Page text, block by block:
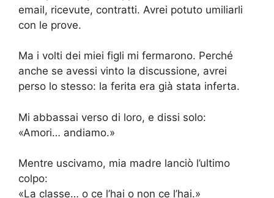
email, ricevute, contratti. Avrei potuto umiliarli
con le prove.
Ma i volti dei miei figli mi fermarono. Perché
anche se avessi vinto la discussione, avrei
perso lo stesso: la ferita era già stata inferta.
Mi abbassai verso di loro, e dissi solo:
«Amori… andiamo.»
Mentre uscivamo, mia madre lanciò l’ultimo
colpo:
«La classe… o ce l’hai o non ce l’hai.»